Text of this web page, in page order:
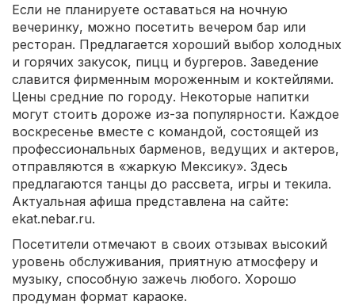
Если не планируете оставаться на ночную
вечеринку, можно посетить вечером бар или
ресторан. Предлагается хороший выбор холодных
и горячих закусок, пицц и бургеров. Заведение
славится фирменным мороженным и коктейлями.
Цены средние по городу. Некоторые напитки
могут стоить дороже из-за популярности. Каждое
воскресенье вместе с командой, состоящей из
профессиональных барменов, ведущих и актеров,
отправляются в «жаркую Мексику». Здесь
предлагаются танцы до рассвета, игры и текила.
Актуальная афиша представлена на сайте:
ekat.nebar.ru.
Посетители отмечают в своих отзывах высокий
уровень обслуживания, приятную атмосферу и
музыку, способную зажечь любого. Хорошо
продуман формат караоке.